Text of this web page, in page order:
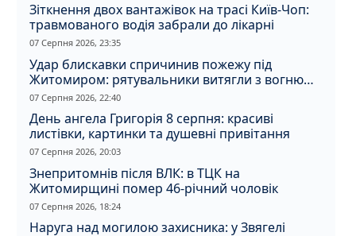
Зіткнення двох вантажівок на трасі Київ-Чоп:
травмованого водія забрали до лікарні
07 Серпня 2026, 23:35
Удар блискавки спричинив пожежу під
Житомиром: рятувальники витягли з вогню
кота
07 Серпня 2026, 22:40
День ангела Григорія 8 серпня: красиві
листівки, картинки та душевні привітання
07 Серпня 2026, 20:03
Знепритомнів після ВЛК: в ТЦК на
Житомирщині помер 46-річний чоловік
07 Серпня 2026, 18:24
Наруга над могилою захисника: у Звягелі